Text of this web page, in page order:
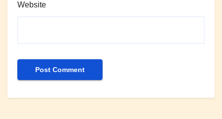
Website